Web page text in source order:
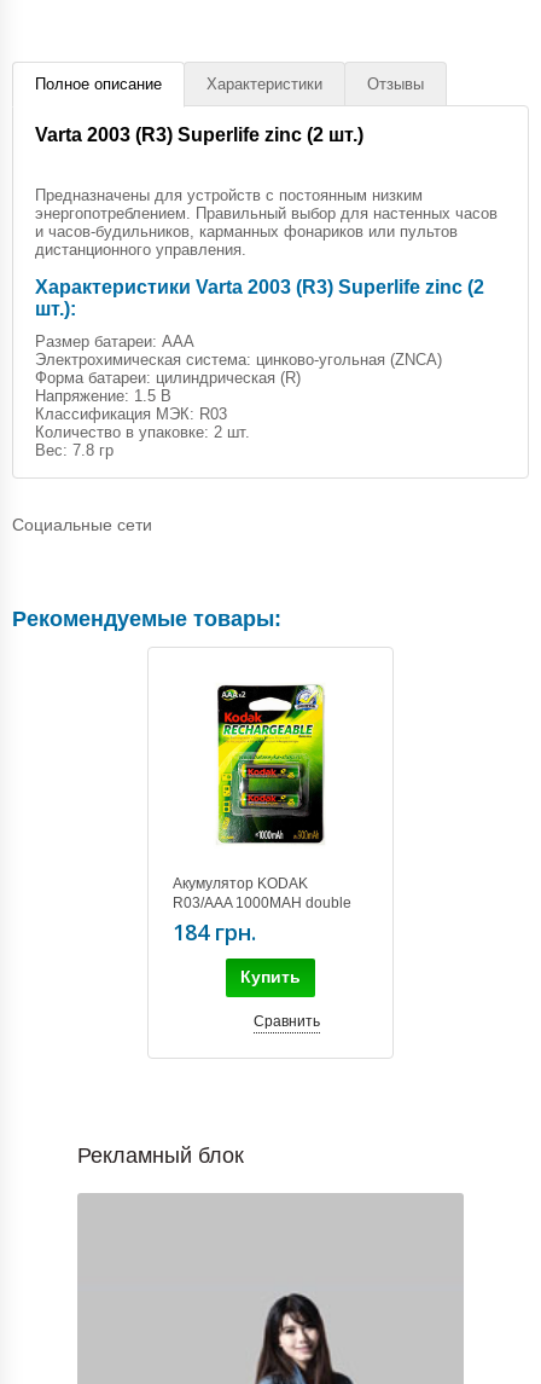
Полное описание Характеристики Отзывы
Varta 2003 (R3) Superlife zinc (2 шт.)
Предназначены для устройств с постоянным низким
энергопотреблением. Правильный выбор для настенных часов
и часов-будильников, карманных фонариков или пультов
дистанционного управления.
Характеристики Varta 2003 (R3) Superlife zinc (2
шт.):
Размер батареи: AAA
Электрохимическая система: цинково-угольная (ZNCA)
Форма батареи: цилиндрическая (R)
Напряжение: 1.5 В
Классификация МЭК: R03
Количество в упаковке: 2 шт.
Вес: 7.8 гр
Социальные сети
Рекомендуемые товары:
Акумулятор KODAK
R03/AAA 1000MAH double
blister/2pcs
184 грн.
Купить
Сравнить
Рекламный блок